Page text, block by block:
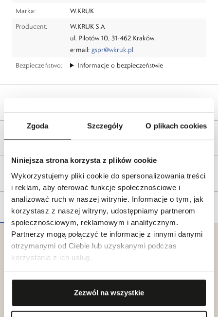
Zgoda Szczegóły O plikach cookies
Niniejsza strona korzysta z plików cookie
Wykorzystujemy pliki cookie do spersonalizowania treści
i reklam, aby oferować funkcje społecznościowe i
analizować ruch w naszej witrynie. Informacje o tym, jak
korzystasz z naszej witryny, udostępniamy partnerom
społecznościowym, reklamowym i analitycznym.
Partnerzy mogą połączyć te informacje z innymi danymi
otrzymanymi od Ciebie lub uzyskanymi podczas
korzystania z ich usług.
Zezwól na wszystkie
Marka:
W.KRUK
Producent:
W.KRUK S.A
ul. Pilotów 10, 31-462 Kraków
e-mail: gspr@wkruk.pl
Bezpieczeństwo:
Informacje o bezpieczeństwie
Reklamacje i zwroty
Tagi
Klub dla
Przyjaciół
W.KRUK
Katalogi
W.KRUK
Zobacz